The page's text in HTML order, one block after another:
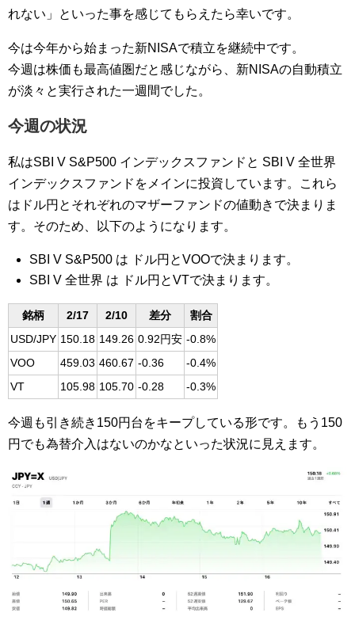
れない」といった事を感じてもらえたら幸いです。
今は今年から始まった新NISAで積立を継続中です。
今週は株価も最高値圏だと感じながら、新NISAの自動積立
が淡々と実行された一週間でした。
今週の状況
私はSBI V S&P500 インデックスファンドと SBI V 全世界
インデックスファンドをメインに投資しています。これら
はドル円とそれぞれのマザーファンドの値動きで決まりま
す。そのため、以下のようになります。
SBI V S&P500 は ドル円とVOOで決まります。
SBI V 全世界 は ドル円とVTで決まります。
銘柄 2/17 2/10 差分
割合
USD/JPY 150.18 149.26 0.92円安 -0.8%
VOO
459.03 460.67 -0.36
-0.4%
VT
105.98 105.70 -0.28 -0.3%
今週も引き続き150円台をキープしている形です。もう150
円でも為替介入はないのかなといった状況に見えます。